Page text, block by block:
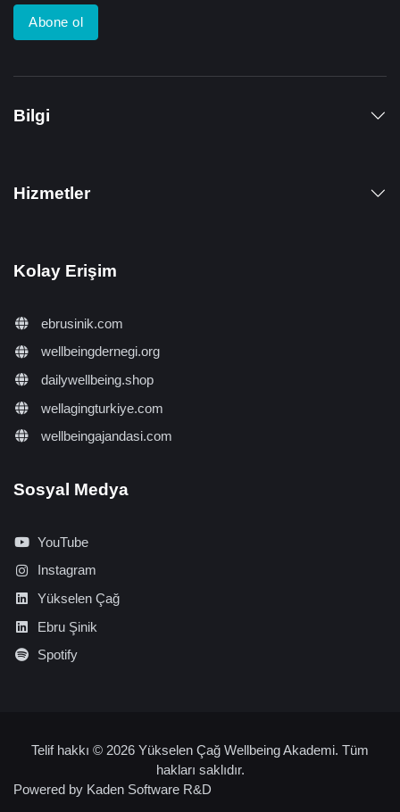
Abone ol
Bilgi
Hizmetler
Kolay Erişim
ebrusinik.com
wellbeingdernegi.org
dailywellbeing.shop
wellagingturkiye.com
wellbeingajandasi.com
Sosyal Medya
YouTube
Instagram
Yükselen Çağ
Ebru Şinik
Spotify
Telif hakkı © 2026 Yükselen Çağ Wellbeing Akademi. Tüm
hakları saklıdır.
Powered by Kaden Software R&D